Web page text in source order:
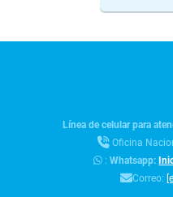
Línea de celular para
Oficina
:Whatsapp:
Correo: